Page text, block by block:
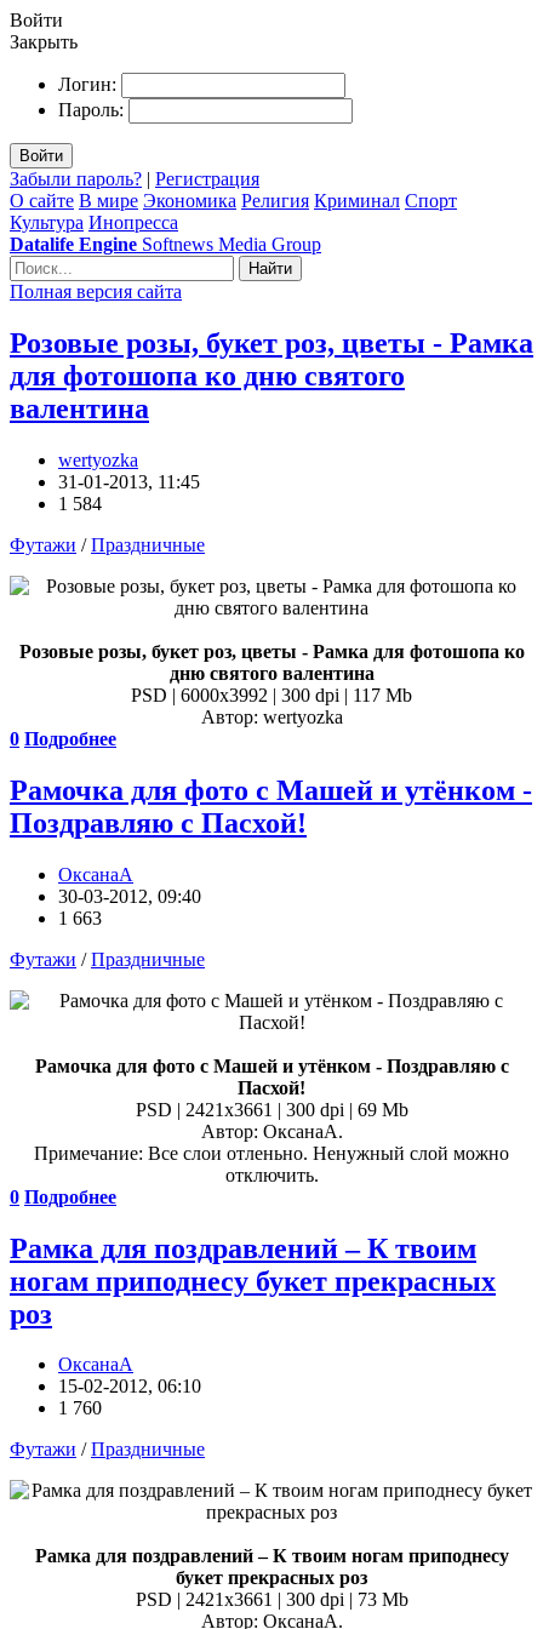
Войти
Закрыть
Логин:
Пароль:
Войти
Забыли пароль? | Регистрация
О сайте В мире Экономика Религия Криминал Спорт
Культура Инопресса
Datalife Engine Softnews Media Group
Найти
Полная версия сайта
Розовые розы, букет роз, цветы - Рамка
для фотошопа ко дню святого
валентина
wertyozka
31-01-2013, 11:45
1 584
Футажи /Праздничные
Розовые розы, букет роз, цветы - Рамка для фотошопа ко
дню святого валентина
PSD | 6000x3992 | 300 dpi | 117 Mb
Автор: wertyozka
0 Подробнее
Рамочка для фото с Машей и утёнком -
Поздравляю с Пасхой!
ОксанаА
30-03-2012, 09:40
1 663
Футажи /Праздничные
Рамочка для фото с Машей и утёнком - Поздравляю с
Пасхой!
PSD | 2421x3661 | 300 dpi | 69 Mb
Автор: ОксанаА.
Примечание: Все слои отленьно. Ненужный слой можно
отключить.
0 Подробнее
Рамка для поздравлений – К твоим
ногам приподнесу букет прекрасных
роз
ОксанаА
15-02-2012, 06:10
1 760
Футажи /Праздничные
Рамка для поздравлений – К твоим ногам приподнесу
букет прекрасных роз
PSD | 2421х3661 | 300 dpi | 73 Mb
Автор: ОксанаА.